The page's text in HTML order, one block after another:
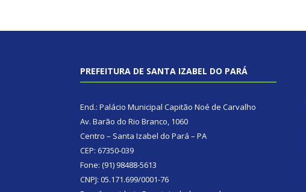
PREFEITURA DE SANTA IZABEL DO PARÁ
End.: Palácio Municipal Capitão Noé de Carvalho
Av. Barão do Rio Branco, 1060
Centro – Santa Izabel do Pará – PA
CEP: 67350-039
Fone: (91) 98488-5613
CNPJ: 05.171.699/0001-76